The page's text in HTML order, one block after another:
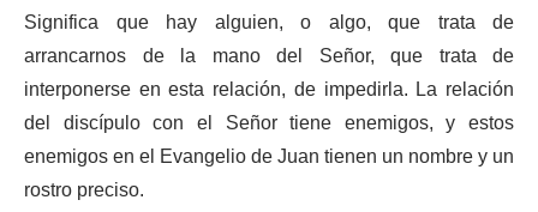
Significa que hay alguien, o algo, que trata de
arrancarnos de la mano del Señor, que trata de
interponerse en esta relación, de impedirla. La relación
del discípulo con el Señor tiene enemigos, y estos
enemigos en el Evangelio de Juan tienen un nombre y un
rostro preciso.